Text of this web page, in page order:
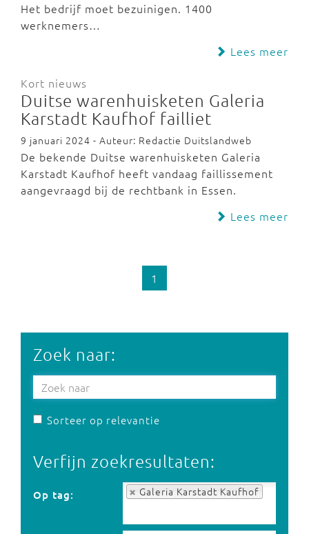
Het bedrijf moet bezuinigen. 1400
werknemers…
Lees meer
Kort nieuws
Duitse warenhuisketen Galeria
Karstadt Kaufhof failliet
9 januari 2024 - Auteur: Redactie Duitslandweb
De bekende Duitse warenhuisketen Galeria
Karstadt Kaufhof heeft vandaag faillissement
aangevraagd bij de rechtbank in Essen.
Lees meer
1
Zoek naar:
Sorteer op relevantie
Verfijn zoekresultaten:
Op tag: Galeria Karstadt Kaufhof
Op tag: